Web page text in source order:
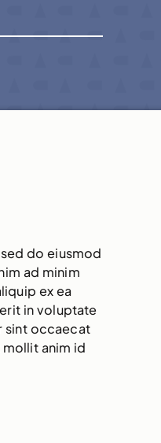
do eiusmod
ad minim
ex ea
in voluptate
sint occaecat
anim id